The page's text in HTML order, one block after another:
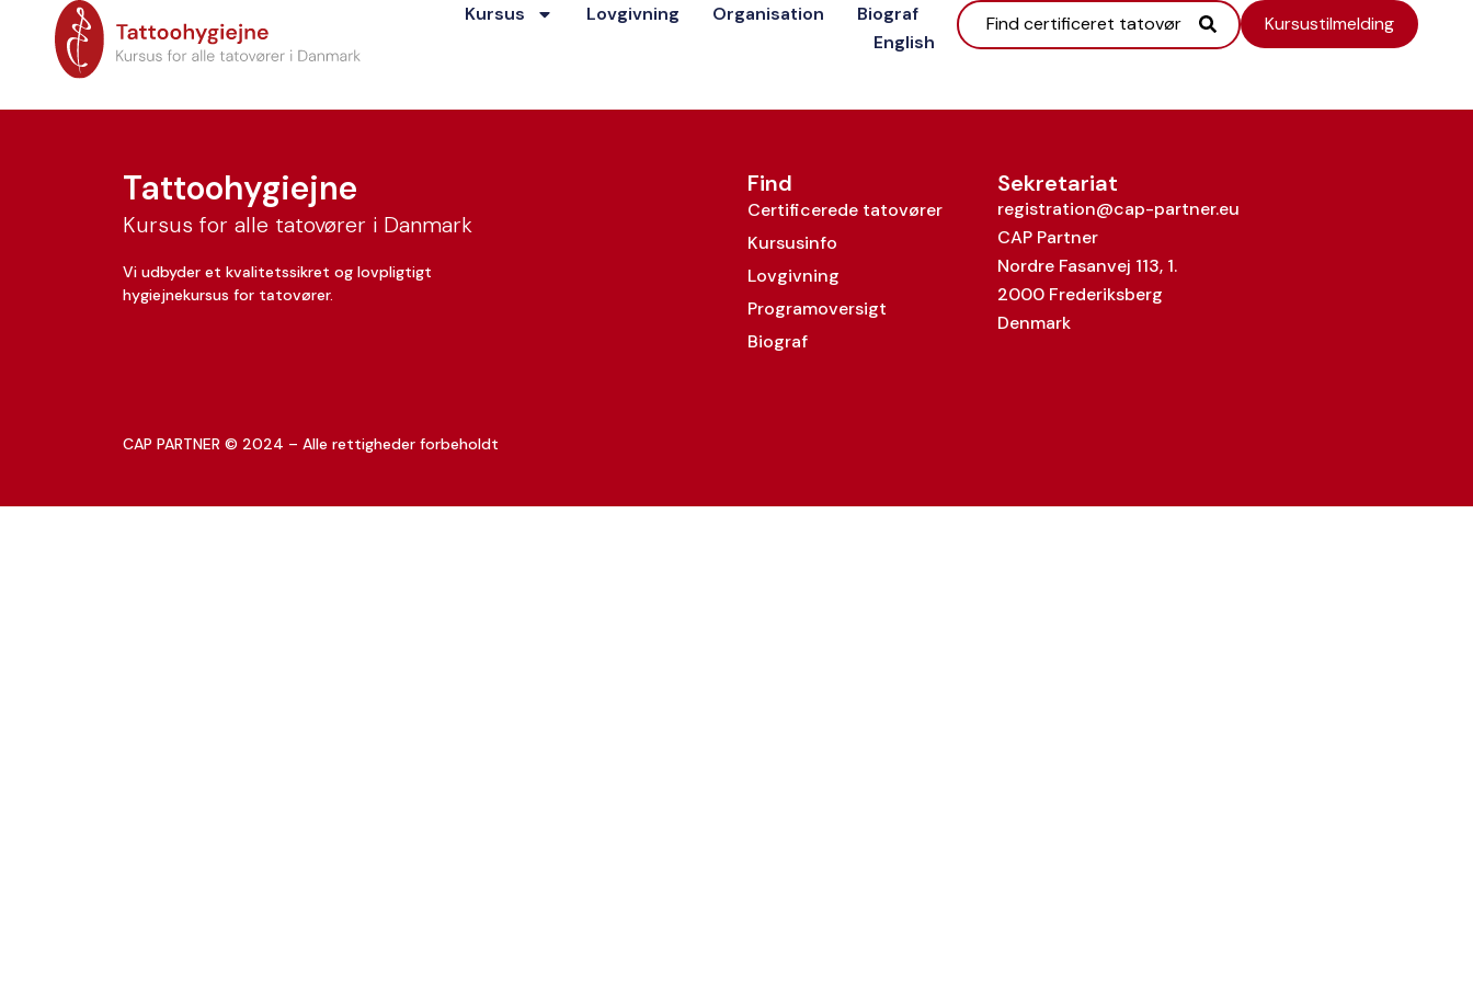
Kursus Lovgivning Organisation
Biograf
English
Find certificeret tatovør Kursustilmelding
Malina Sarwar
Tattoohygiejne
Kursus for alle tatovører i Danmark
Vi udbyder et kvalitetssikret og lovpligtigt
hygiejnekursus for tatovører.
Find
Certificerede tatovører
Kursusinfo
Lovgivning
Programoversigt
Biograf
Sekretariat
registration@cap-partner.eu
CAP Partner
Nordre Fasanvej 113, 1.
2000 Frederiksberg
Denmark
CAP PARTNER © 2024 – Alle rettigheder forbeholdt